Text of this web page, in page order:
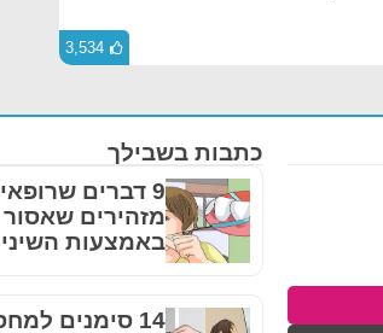
3,534
כתבות בשבילך
9 דברים
מזהירים
באמצעות
14 סימנים